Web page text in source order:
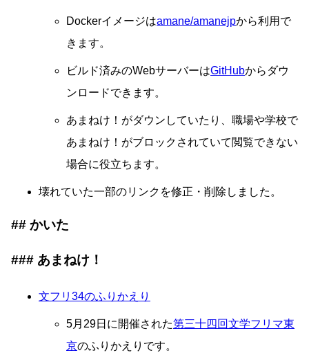
Dockerイメージはamane/amanejpから利用で
きます。
ビルド済みのWebサーバーはGitHubからダウ
ンロードできます。
あまねけ！がダウンしていたり、職場や学校で
あまねけ！がブロックされていて閲覧できない
場合に役立ちます。
壊れていた一部のリンクを修正・削除しました。
かいた
あまねけ！
文フリ34のふりかえり
5月29日に開催された第三十四回文学フリマ東
京のふりかえりです。